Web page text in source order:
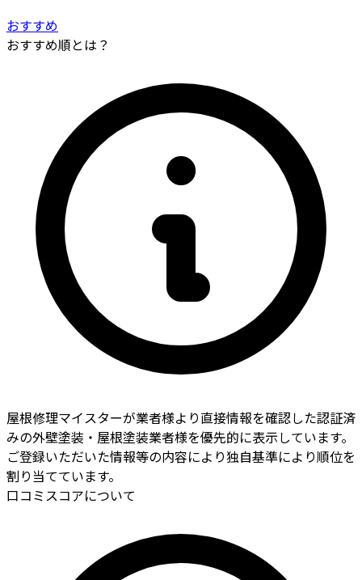
おすすめ
おすすめ順とは？
屋根修理マイスターが業者様より直接情報を確認した認証済
みの外壁塗装・屋根塗装業者様を優先的に表示しています。
ご登録いただいた情報等の内容により独自基準により順位を
割り当てています。
口コミスコアについて